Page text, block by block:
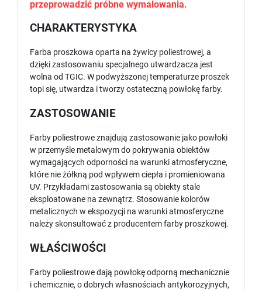
przeprowadzić próbne wymalowania.
CHARAKTERYSTYKA
Farba proszkowa oparta na żywicy poliestrowej, a
dzięki zastosowaniu specjalnego utwardzacza jest
wolna od TGIC. W podwyższonej temperaturze proszek
topi się, utwardza i tworzy ostateczną powłokę farby.
ZASTOSOWANIE
Farby poliestrowe znajdują zastosowanie jako powłoki
w przemyśle metalowym do pokrywania obiektów
wymagających odporności na warunki atmosferyczne,
które nie żółkną pod wpływem ciepła i promieniowana
UV. Przykładami zastosowania są obiekty stale
eksploatowane na zewnątrz. Stosowanie kolorów
metalicznych w ekspozycji na warunki atmosferyczne
należy skonsultować z producentem farby proszkowej.
WŁAŚCIWOŚCI
Farby poliestrowe dają powłokę odporną mechanicznie
i chemicznie, o dobrych własnościach antykorozyjnych,